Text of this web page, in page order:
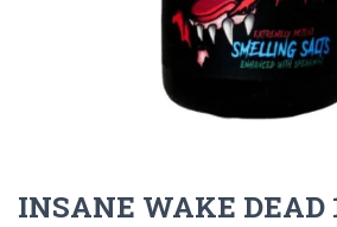
INSANE WAKE DEAD